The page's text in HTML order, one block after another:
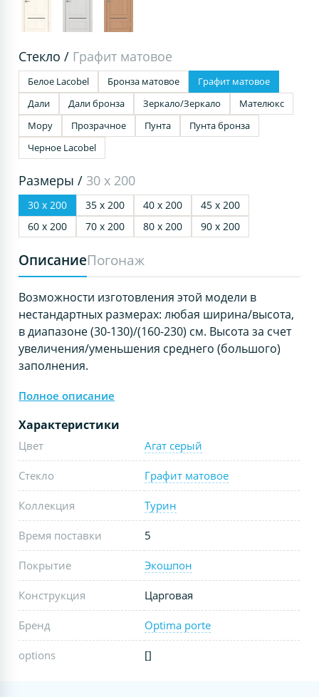
Стекло / Графит матовое
Белое Lacobel Бронза матовое
Графит матовое
Дали
Дали бронза Зеркало/Зеркало
Мателюкс
Мору
Прозрачное Пунта
Пунта бронза
Черное Lacobel
Размеры / 30 х 200
30 х 200 35 х 200 40 х 200
45 х 200
60 х 200
70 х 200 80 х 200 90 х 200
ОписаниеПогонаж
Возможности изготовления этой модели в
нестандартных размерах: любая ширина/высота,
в диапазоне (30-130)/(160-230) см. Высота за счет
увеличения/уменьшения среднего (большого)
заполнения.
Полное описание
Характеристики
Цвет Агат серый
Стекло Графит матовое
Коллекция Турин
Время поставки 5
Покрытие Экошпон
Конструкция Царговая
Бренд Optima porte
options []